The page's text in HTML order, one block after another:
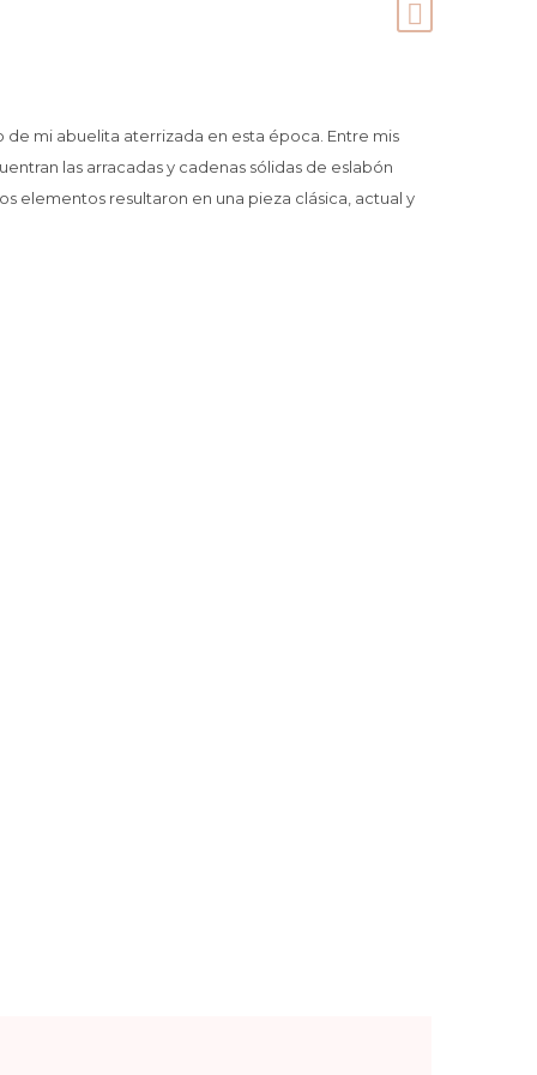
de mi abuelita aterrizada en esta época. Entre mis
las arracadas y cadenas sólidas de eslabón
elementos resultaron en una pieza clásica, actual y